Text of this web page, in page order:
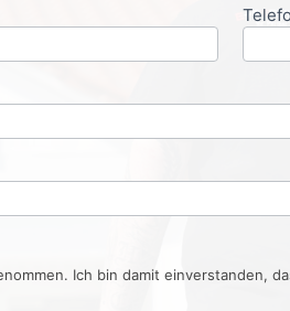
Ich bin damit einverstanden,